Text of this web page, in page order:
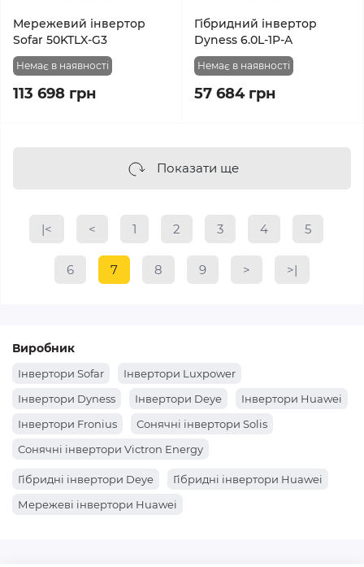
Мережевий інвертор
Sofar 50KTLX-G3
Немає в наявності
113 698 грн
Гібридний інвертор
Dyness 6.0L-1P-A
Немає в наявності
57 684 грн
Показати ще
|< < 1 2 3 4 5
6 7 8 9 > >|
Виробник
Інвертори Sofar
Інвертори Luxpower
Інвертори Dyness
Інвертори Deye
Інвертори Huawei
Інвертори Fronius
Сонячні інвертори Solis
Сонячні інвертори Victron Energy
Гібридні інвертори Deye
Гібридні інвертори Huawei
Мережеві інвертори Huawei